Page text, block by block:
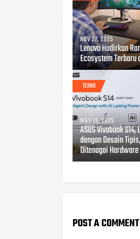
NOV 27, 2025
Lenovo Hadirkan
Ecosystem Terbaru
TEKNO
MAY 15, 2025
ASUS Vivobook
dengan Desain
Ditenagai
POST A COMMENT